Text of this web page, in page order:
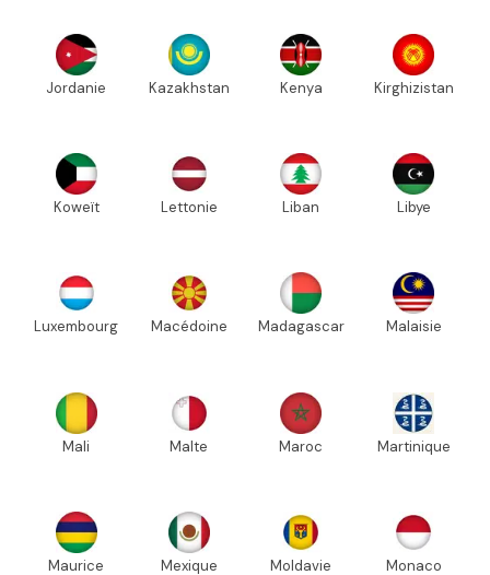
Jordanie Kazakhstan Kenya Kirghizistan
Koweït Lettonie Liban Libye
Luxembourg Macédoine Madagascar Malaisie
Mali Malte Maroc Martinique
Maurice Mexique Moldavie Monaco